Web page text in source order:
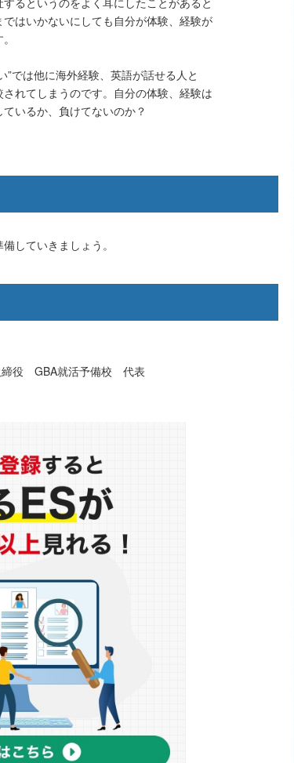
はいかないにしても自分が体験、経験が
では他に海外経験、英語が話せる人と
れてしまうのです。自分の体験、経験は
いるか、負けてないのか？
していきましょう。
締役 GBA就活予備校 代表